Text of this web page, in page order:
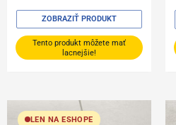
Tento produkt môžete mať
lacnejšie!
ZOBRAZIŤ PRODUKT
LEN NA ESHOPE